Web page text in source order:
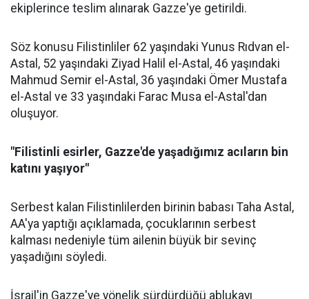
ekiplerince teslim alınarak Gazze'ye getirildi.
Söz konusu Filistinliler 62 yaşındaki Yunus Rıdvan el-
Astal, 52 yaşındaki Ziyad Halil el-Astal, 46 yaşındaki
Mahmud Semir el-Astal, 36 yaşındaki Ömer Mustafa
el-Astal ve 33 yaşındaki Farac Musa el-Astal'dan
oluşuyor.
"Filistinli esirler, Gazze'de yaşadığımız acıların bin
katını yaşıyor"
Serbest kalan Filistinlilerden birinin babası Taha Astal,
AA'ya yaptığı açıklamada, çocuklarının serbest
kalması nedeniyle tüm ailenin büyük bir sevinç
yaşadığını söyledi.
İsrail'in Gazze'ye yönelik sürdürdüğü ablukayı